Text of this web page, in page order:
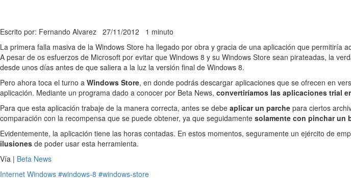
Escrito por: Fernando Alvarez 27/11/2012 1 minuto
La primera falla masiva de la Windows Store ha llegado por obra y gracia de una aplicación que permitiría
A pesar de os esfuerzos de Microsoft por evitar que Windows 8 y su Windows Store sean pirateadas, la
desde unos días antes de que saliera a la luz la versión final de Windows 8.
Pero ahora toca el turno a Windows Store, en donde podrás descargar aplicaciones que se ofrecen en
aplicación. Mediante un programa dado a conocer por Beta News, convertiríamos las aplicaciones trial
Para que esta aplicación trabaje de la manera correcta, antes se debe aplicar un parche para ciertos
comparación con la recompensa que se puede obtener, ya que seguidamente solamente con pinchar un
Evidentemente, la aplicación tiene las horas contadas. En estos momentos, seguramente un ejército de
ilusiones de poder usar esta herramienta.
Vía | Beta News
Internet Windows #windows-8 #windows-store